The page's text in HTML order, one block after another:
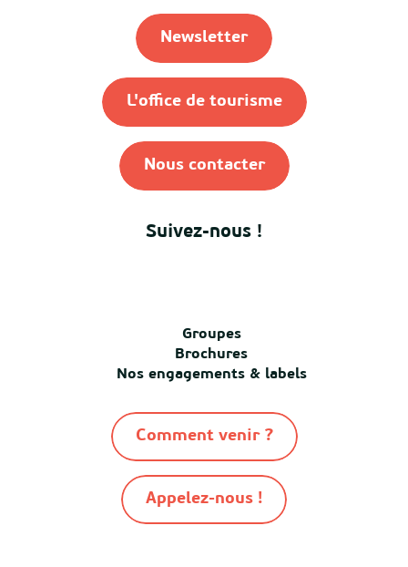
Newsletter
L'office de tourisme
Nous contacter
Suivez-nous !
Groupes
Brochures
Nos engagements & labels
Comment venir ?
Appelez-nous !